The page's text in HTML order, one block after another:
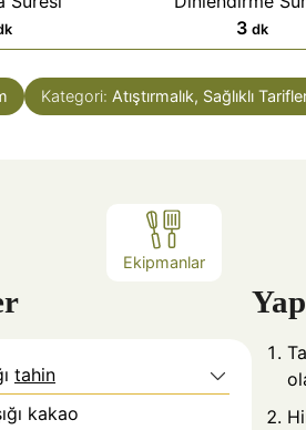
3d
a
k
i
dk
Kategori: Atıştırmalık, Sağlıklı
Ekipmanlar
tahin
kakao